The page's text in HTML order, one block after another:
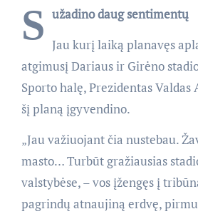
S užadino daug sentimentų
Jau kurį laiką planavęs
atgimusį Dariaus ir Girėno
Sporto halę, Prezidentas Valdas
šį planą įgyvendino.
„Jau važiuojant čia nustebau.
masto… Turbūt gražiausias
valstybėse, – vos įžengęs į
pagrindų atnaujiną erdvę,